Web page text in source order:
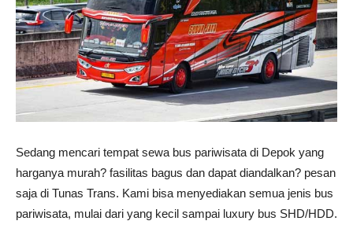
Sedang mencari tempat sewa bus pariwisata di Depok yang
harganya murah? fasilitas bagus dan dapat diandalkan? pesan
saja di Tunas Trans. Kami bisa menyediakan semua jenis bus
pariwisata, mulai dari yang kecil sampai luxury bus SHD/HDD.